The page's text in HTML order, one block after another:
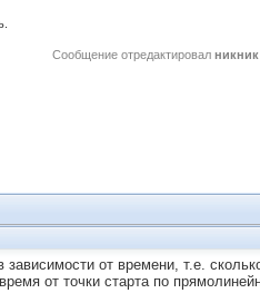
Сообщение отредактировал никник
зависимости от времени, т.е.
от точки старта по